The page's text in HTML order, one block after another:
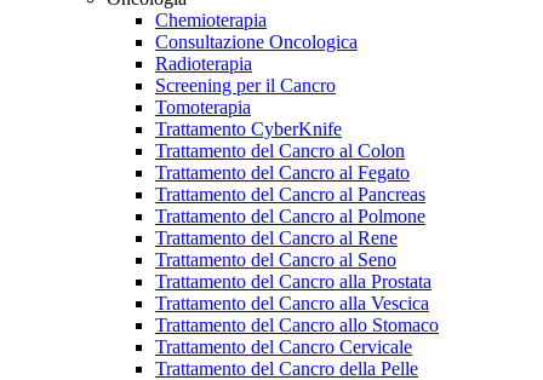
Chemioterapia
Consultazione Oncologica
Radioterapia
Screening per il Cancro
Tomoterapia
Trattamento CyberKnife
Trattamento del Cancro al Colon
Trattamento del Cancro al Fegato
Trattamento del Cancro al Pancreas
Trattamento del Cancro al Polmone
Trattamento del Cancro al Rene
Trattamento del Cancro al Seno
Trattamento del Cancro alla Prostata
Trattamento del Cancro alla Vescica
Trattamento del Cancro allo Stomaco
Trattamento del Cancro Cervicale
Trattamento del Cancro della Pelle